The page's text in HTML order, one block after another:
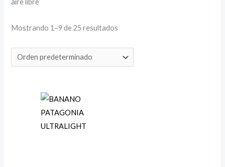
Mostrando 1–9 de 25 resultados